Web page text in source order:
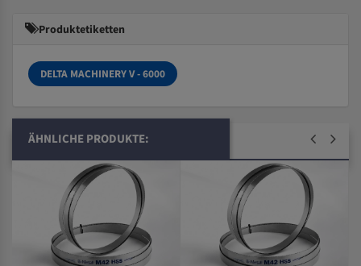
Produktetiketten
DELTA MACHINERY V - 6000
ÄHNLICHE PRODUKTE: